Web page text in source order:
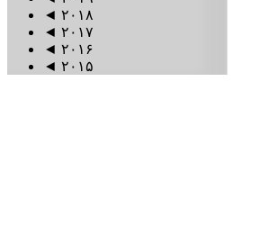
◄ ۲۰۱۸
◄ ۲۰۱۷
◄ ۲۰۱۶
◄ ۲۰۱۵